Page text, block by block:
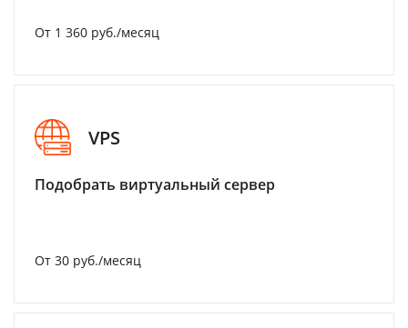
От 1 360 руб./месяц
VPS
Подобрать виртуальный сервер
От 30 руб./месяц